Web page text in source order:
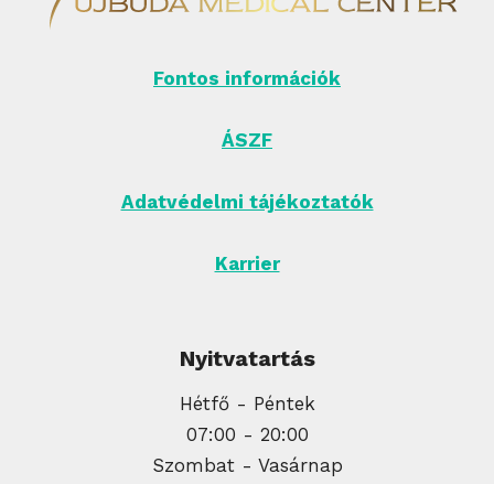
Fontos információk
ÁSZF
Adatvédelmi tájékoztatók
Karrier
Nyitvatartás
Hétfő - Péntek
07:00 - 20:00
Szombat - Vasárnap